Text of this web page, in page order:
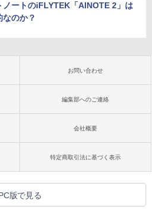
ノートのiFLYTEK「AINOTE 2」は
のか？
お問い合わせ
編集部へのご連絡
会社概要
特定商取引法に基づく表示
版で見る